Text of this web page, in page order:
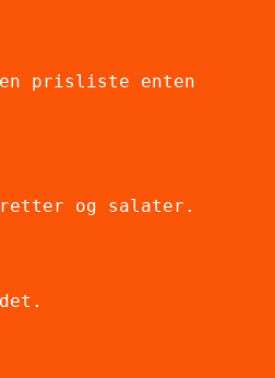
prisliste enten
retter og salater.